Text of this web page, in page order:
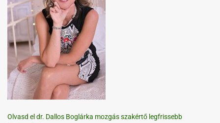
Olvasd el dr. Dallos Boglárka mozgás szakértő legfrissebb